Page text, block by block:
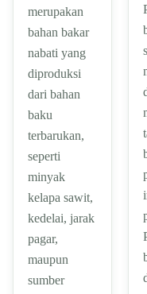
merupakan
bahan bakar
nabati yang
diproduksi
dari bahan
baku
terbarukan,
seperti
minyak
kelapa sawit,
kedelai, jarak
pagar,
maupun
sumber